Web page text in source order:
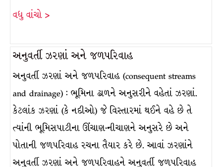
વધુ વાંચો >
અનુવર્તી ઝરણાં અને જળપરિવાહ
અનુવર્તી ઝરણાં અને જળપરિવાહ (consequent streams
and drainage) : ભૂમિના ઢાળને અનુસરીને વહેતાં ઝરણાં.
કેટલાંક ઝરણાં (કે નદીઓ) જે વિસ્તારમાં થઈને વહે છે તે
ત્યાંની ભૂમિસપાટીના ઊંચાણ-નીચાણને અનુસરે છે અને
પોતાની જળપરિવાહ રચના તૈયાર કરે છે. આવાં ઝરણાંને
અનુવર્તી ઝરણાં અને જળપરિવાહને અનુવર્તી જળપરિવાહ